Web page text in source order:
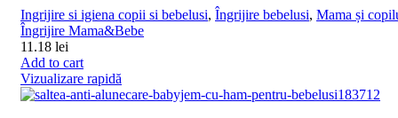
Ingrijire si igiena copii si bebelusi, Îngrijire bebelusi, Mama și
Îngrijire Mama&Bebe
11.18 lei
Add to cart
Vizualizare rapidă